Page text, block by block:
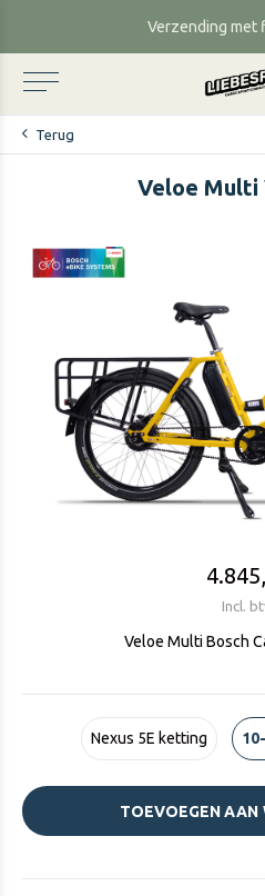
Verzending met
Terug
Veloe Multi
Incl.
Veloe Multi Bosch
Nexus 5E ketting
TOEVOEGEN AAN